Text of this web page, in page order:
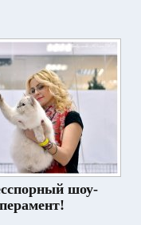
шоу-